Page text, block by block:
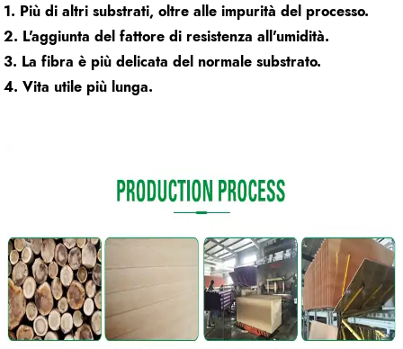
1. Più di altri substrati, oltre alle impurità del processo.
2. L'aggiunta del fattore di resistenza all'umidità.
3. La fibra è più delicata del normale substrato.
4. Vita utile più lunga.